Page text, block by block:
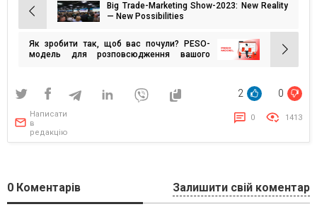
Навігація
записів
Big Trade-Marketing Show-2023: New Reality
— New Possibilities
Як зробити так, щоб вас почули? PESO-
модель для розповсюдження вашого
2 0
Написати
в
редакцію
0 1413
0 Коментарів Залишити свій коментар